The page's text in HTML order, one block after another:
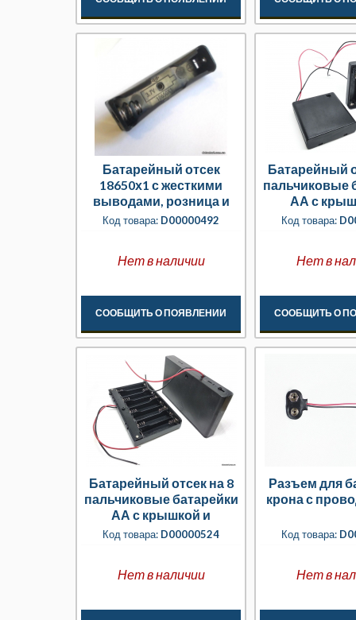
Батарейный отсек
18650х1 с жесткими
выводами, розница и
опт от 10 и 100 шт.
Код товара: D00000492
Нет в наличии
СООБЩИТЬ О ПОЯВЛЕНИИ
Батарейный
пальчиковые
АА с
Код товара:
Нет в
СООБЩИТЬ О
Батарейный отсек на 8
пальчиковые батарейки
АА с крышкой и
выключателем
Код товара: D00000524
Нет в наличии
Разъем для
крона с
Код товара:
Нет в